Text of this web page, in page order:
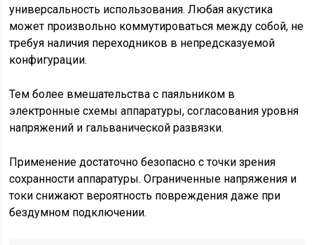
универсальность использования. Любая акустика
может произвольно коммутироваться между собой, не
требуя наличия переходников в непредсказуемой
конфигурации.
Тем более вмешательства с паяльником в
электронные схемы аппаратуры, согласования уровня
напряжений и гальванической развязки.
Применение достаточно безопасно с точки зрения
сохранности аппаратуры. Ограниченные напряжения и
токи снижают вероятность повреждения даже при
бездумном подключении.